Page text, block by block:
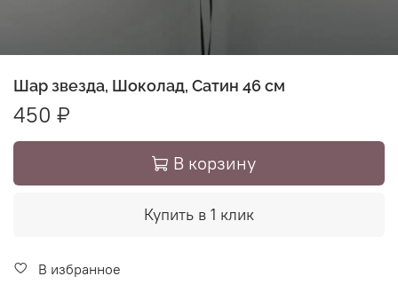
Шар звезда, Шоколад, Сатин 46 см
450 ₽
В корзину
Купить в 1 клик
В избранное